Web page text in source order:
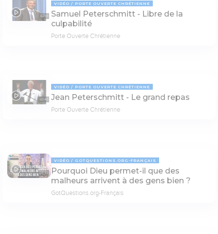
62:01
VIDÉO PORTE OUVERTE CHRÉTIENNE
Samuel Peterschmitt - Libre de la
culpabilité
Porte Ouverte Chrétienne
50:40
VIDÉO PORTE OUVERTE CHRÉTIENNE
Jean Peterschmitt - Le grand repas
Porte Ouverte Chrétienne
03:33
VIDÉO GOTQUESTIONS.ORG-FRANÇAIS
Pourquoi Dieu permet-il que des
malheurs arrivent à des gens bien ?
GotQuestions.org-Français